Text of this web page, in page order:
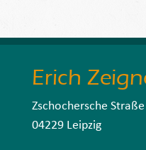
Erich
Zschochersche
04229 Leipzig